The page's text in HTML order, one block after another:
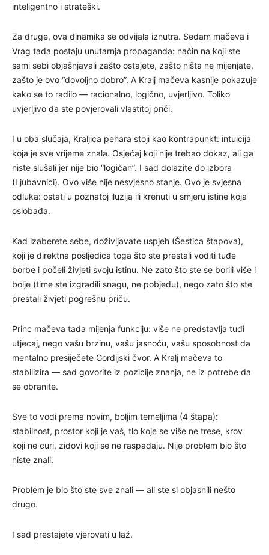
inteligentno i strateški.
Za druge, ova dinamika se odvijala iznutra. Sedam mačeva i
Vrag tada postaju unutarnja propaganda: način na koji ste
sami sebi objašnjavali zašto ostajete, zašto ništa ne mijenjate,
zašto je ovo “dovoljno dobro”. A Kralj mačeva kasnije pokazuje
kako se to radilo — racionalno, logično, uvjerljivo. Toliko
uvjerljivo da ste povjerovali vlastitoj priči.
I u oba slučaja, Kraljica pehara stoji kao kontrapunkt: intuicija
koja je sve vrijeme znala. Osjećaj koji nije trebao dokaz, ali ga
niste slušali jer nije bio “logičan”. I sad dolazite do izbora
(Ljubavnici). Ovo više nije nesvjesno stanje. Ovo je svjesna
odluka: ostati u poznatoj iluzija ili krenuti u smjeru istine koja
oslobađa.
Kad izaberete sebe, doživljavate uspjeh (Šestica štapova),
koji je direktna posljedica toga što ste prestali voditi tuđe
borbe i počeli živjeti svoju istinu. Ne zato što ste se borili više i
bolje (time ste izgradili snagu, ne pobjedu), nego zato što ste
prestali živjeti pogrešnu priču.
Princ mačeva tada mijenja funkciju: više ne predstavlja tuđi
utjecaj, nego vašu brzinu, vašu jasnoću, vašu sposobnost da
mentalno presiječete Gordijski čvor. A Kralj mačeva to
stabilizira — sad govorite iz pozicije znanja, ne iz potrebe da
se obranite.
Sve to vodi prema novim, boljim temeljima (4 štapa):
stabilnost, prostor koji je vaš, tlo koje se više ne trese, krov
koji ne curi, zidovi koji se ne raspadaju. Nije problem bio što
niste znali.
Problem je bio što ste sve znali — ali ste si objasnili nešto
drugo.
I sad prestajete vjerovati u laž.